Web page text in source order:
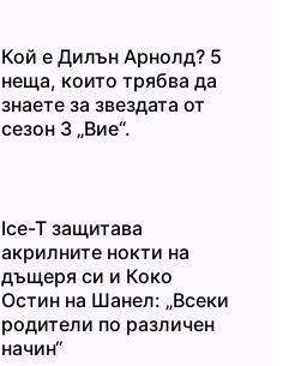
Кой е Дилън Арнолд? 5
неща, които трябва да
знаете за звездата от
сезон 3 „Вие“.
Ice-T защитава
акрилните нокти на
дъщеря си и Коко
Остин на Шанел: „Всеки
родители по различен
начин“